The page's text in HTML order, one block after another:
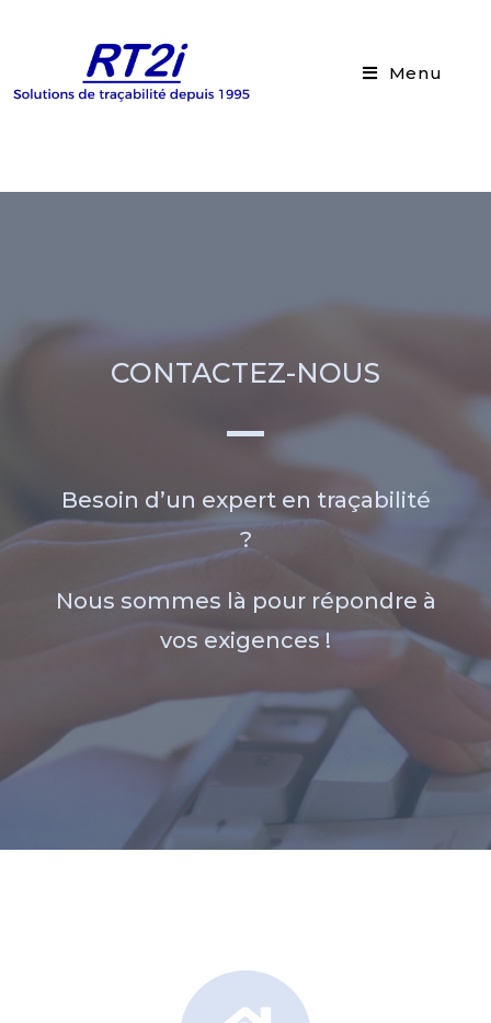
Menu
CONTACTEZ-NOUS
Besoin d’un expert en traçabilité
?
Nous sommes là pour répondre à
vos exigences !